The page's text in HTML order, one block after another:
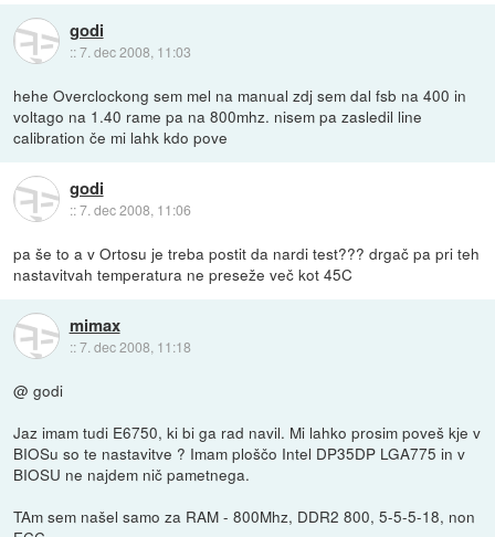
godi
::7. dec 2008, 11:03
hehe Overclockong sem mel na manual zdj sem dal fsb na 400 in
voltago na 1.40 rame pa na 800mhz. nisem pa zasledil line
calibration če mi lahk kdo pove
godi
::7. dec 2008, 11:06
pa še to a v Ortosu je treba postit da nardi test??? drgač pa pri teh
nastavitvah temperatura ne preseže več kot 45C
mimax
::7. dec 2008, 11:18
@ godi
Jaz imam tudi E6750, ki bi ga rad navil. Mi lahko prosim poveš kje v
BIOSu so te nastavitve ? Imam ploščo Intel DP35DP LGA775 in v
BIOSU ne najdem nič pametnega.
TAm sem našel samo za RAM - 800Mhz, DDR2 800, 5-5-5-18, non